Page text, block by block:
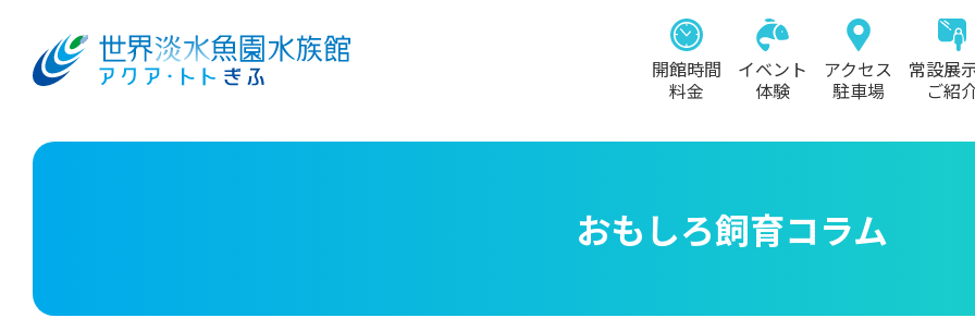
開館時間
料金
イベント
体験
アクセス
駐車場
常設展
ご紹
おもしろ飼育コラム